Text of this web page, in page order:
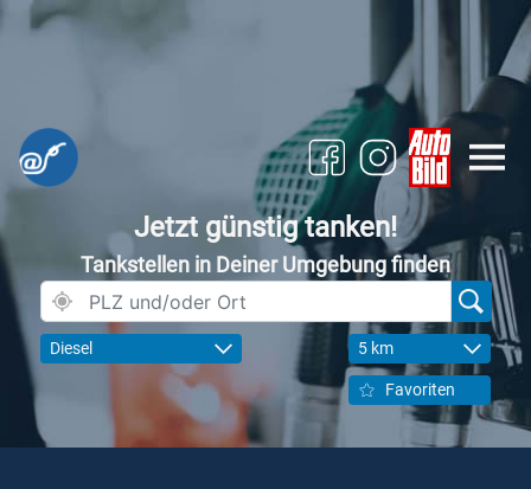
Jetzt günstig tanken!
Tankstellen in Deiner Umgebung finden
Diesel 5 km
Favoriten